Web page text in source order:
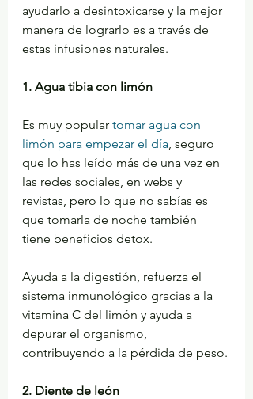
ayudarlo a desintoxicarse y la mejor
manera de lograrlo es a través de
estas infusiones naturales.
1. Agua tibia con limón
Es muy popular tomar agua con
limón para empezar el día, seguro
que lo has leído más de una vez en
las redes sociales, en webs y
revistas, pero lo que no sabías es
que tomarla de noche también
tiene beneficios detox.
Ayuda a la digestión, refuerza el
sistema inmunológico gracias a la
vitamina C del limón y ayuda a
depurar el organismo,
contribuyendo a la pérdida de peso.
2. Diente de león